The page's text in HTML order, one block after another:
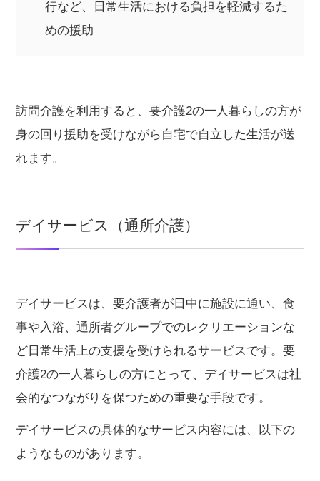
行など、日常生活における負担を軽減するた
めの援助
訪問介護を利用すると、要介護2の一人暮らしの方が
身の回り援助を受けながら自宅で自立した生活が送
れます。
デイサービス（通所介護）
デイサービスは、要介護者が日中に施設に通い、食
事や入浴、通所者グループでのレクリエーションな
ど日常生活上の支援を受けられるサービスです。要
介護2の一人暮らしの方にとって、デイサービスは社
会的なつながりを保つための重要な手段です。
デイサービスの具体的なサービス内容には、以下の
ようなものがあります。